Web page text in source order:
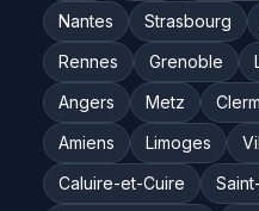
Nantes
Strasbourg
Rennes
Grenoble
Angers
Metz
Amiens
Limoges
Caluire-et-Cuire